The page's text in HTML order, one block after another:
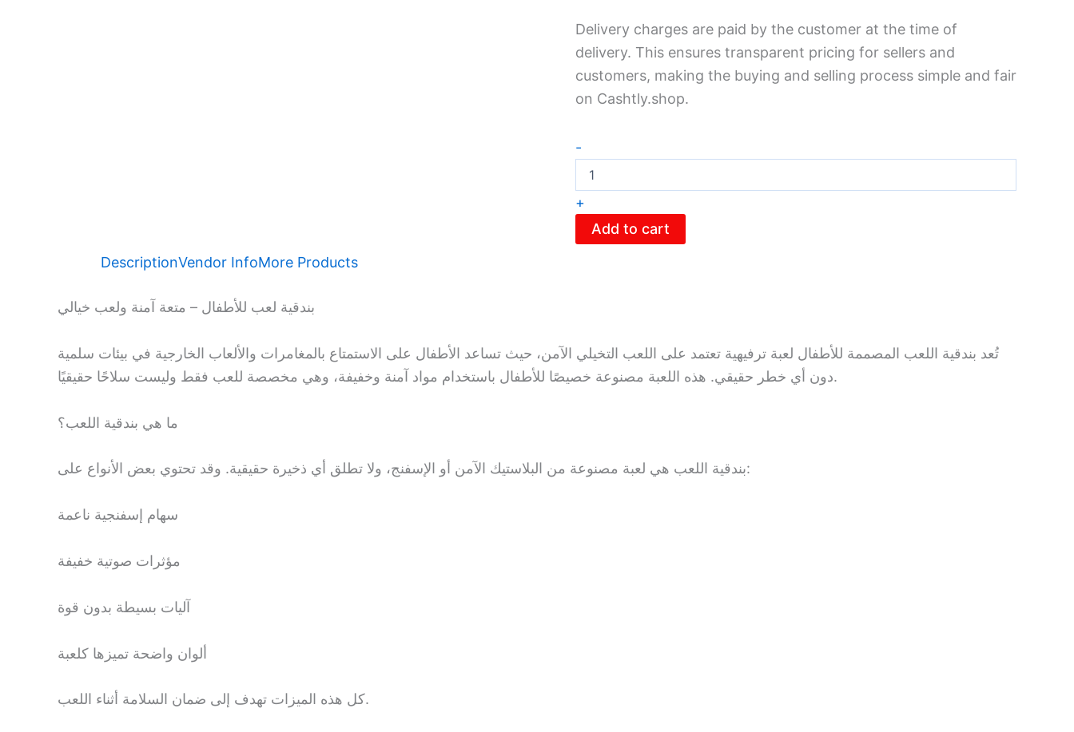
Delivery charges are paid by the customer at the time of
delivery. This ensures transparent pricing for sellers and
customers, making the buying and selling process simple and fair
on Cashtly.shop.
-
+
Add to cart
DescriptionVendor InfoMore Products
بندقية لعب للأطفال – متعة آمنة ولعب خيالي
تُعد بندقية اللعب المصممة للأطفال لعبة ترفيهية تعتمد على اللعب التخيلي الآمن، حيث تساعد الأطفال على الاستمتاع بالمغامرات والألعاب الخارجية في بيئات سلمية
دون أي خطر حقيقي. هذه اللعبة مصنوعة خصيصًا للأطفال باستخدام مواد آمنة وخفيفة، وهي مخصصة للعب فقط وليست سلاحًا حقيقيًا.
ما هي بندقية اللعب؟
بندقية اللعب هي لعبة مصنوعة من البلاستيك الآمن أو الإسفنج، ولا تطلق أي ذخيرة حقيقية. وقد تحتوي بعض الأنواع على:
سهام إسفنجية ناعمة
مؤثرات صوتية خفيفة
آليات بسيطة بدون قوة
ألوان واضحة تميزها كلعبة
كل هذه الميزات تهدف إلى ضمان السلامة أثناء اللعب.